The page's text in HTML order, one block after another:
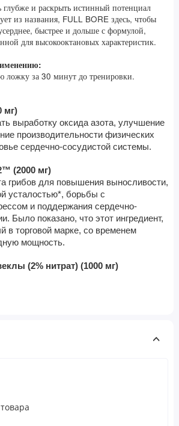
и раскрыть истинный потенциал
из названия, FULL BORE здесь, чтобы
быстрее и дольше с формулой,
для высокооктановых характеристик.
ложку за 30 минут до тренировки.
мг)
выработку оксида азота, улучшение
производительности физических
сердечно-сосудистой системы.
(2000 мг)
грибов для повышения выносливости,
усталостью*, борьбы с
и поддержания сердечно-
Было показано, что этот ингредиент,
в торговой марке, со временем
мощность.
(2% нитрат) (1000 мг)
средство, которое способствует
развитие мышц, кровоток,
(1000 мг)
Кроме того, повышая
тренировок, бетаин